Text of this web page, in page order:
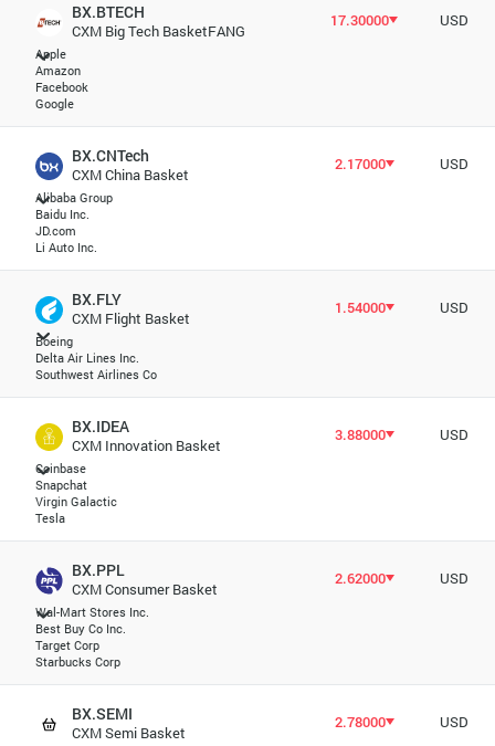
BX.BTECH
CXM Big Tech BasketFANG
Apple
Amazon
Facebook
Google
17.30000 USD
BX.CNTech
CXM China Basket
Alibaba Group
Baidu Inc.
JD.com
Li Auto Inc.
2.17000 USD
BX.FLY
CXM Flight Basket
Boeing
Delta Air Lines Inc.
Southwest Airlines Co
1.54000 USD
BX.IDEA
CXM Innovation Basket
Coinbase
Snapchat
Virgin Galactic
Tesla
3.88000 USD
BX.PPL
CXM Consumer Basket
Wal-Mart Stores Inc.
Best Buy Co Inc.
Target Corp
Starbucks Corp
2.62000 USD
BX.SEMI
CXM Semi Basket
2.78000 USD